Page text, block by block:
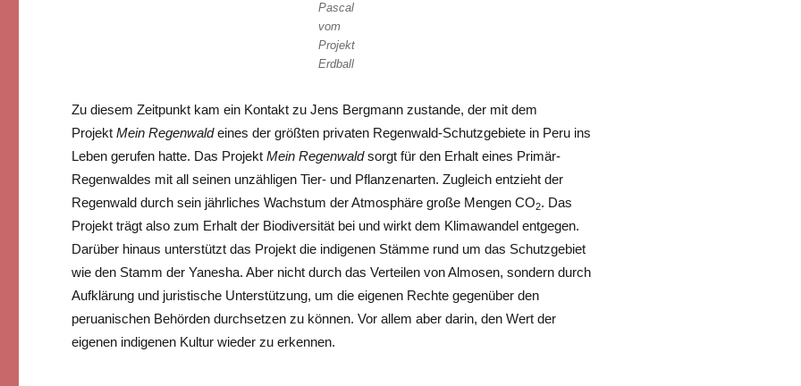
Pascal
vom
Projekt
Erdball
Zu diesem Zeitpunkt kam ein Kontakt zu Jens Bergmann zustande, der mit dem
ProjektMein Regenwaldeines der größten privaten Regenwald-Schutzgebiete in Peru ins
Leben gerufen hatte. Das ProjektMein Regenwaldsorgt für den Erhalt eines Primär-
Regenwaldes mit all seinen unzähligen Tier- und Pflanzenarten. Zugleich entzieht der
Regenwald durch sein jährliches Wachstum der Atmosphäre große Mengen CO2. Das
Projekt trägt also zum Erhalt der Biodiversität bei und wirkt dem Klimawandel entgegen.
Darüber hinaus unterstützt das Projekt die indigenen Stämme rund um das Schutzgebiet
wie den Stamm der Yanesha. Aber nicht durch das Verteilen von Almosen, sondern durch
Aufklärung und juristische Unterstützung, um die eigenen Rechte gegenüber den
peruanischen Behörden durchsetzen zu können. Vor allem aber darin, den Wert der
eigenen indigenen Kultur wieder zu erkennen.